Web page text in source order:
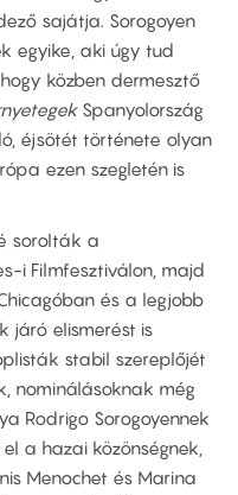
sajátja. Sorogoyen
egyike, aki úgy tud
közben dermesztő
Spanyolország
éjsötét története olyan
ezen szegletén is
sorolták a
i Filmfesztiválon, majd
és a legjobb
járó elismerést is
stabil szereplőjét
nominálásoknak még
Rodrigo Sorogoyennek
a hazai közönségnek,
Menochet és Marina